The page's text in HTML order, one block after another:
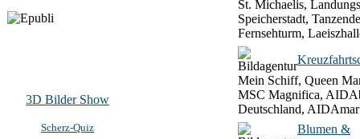
3D Bilder Show
Scherz-Quiz
St. Michaelis,
Speicherstadt,
Fernsehturm,
Mein Schiff, Queen
MSC Magnifica,
Deutschland, AIDAmar
Blumen &